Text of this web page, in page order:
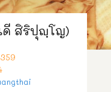
ดี สิริปุญฺโญ)
359